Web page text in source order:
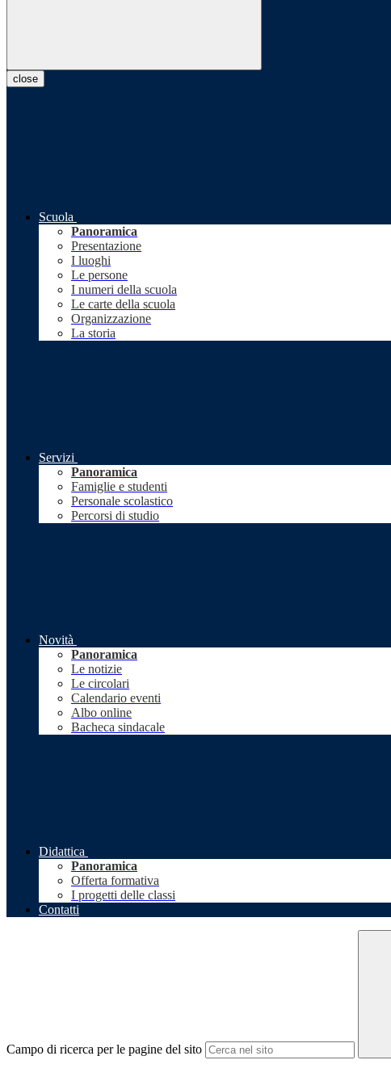
close
Scuola
Panoramica
Presentazione
I luoghi
Le persone
I numeri della scuola
Le carte della scuola
Organizzazione
La storia
Servizi
Panoramica
Famiglie e studenti
Personale scolastico
Percorsi di studio
Novità
Panoramica
Le notizie
Le circolari
Calendario eventi
Albo online
Bacheca sindacale
Didattica
Panoramica
Offerta formativa
I progetti delle classi
Contatti
Campo di ricerca per le pagine del sito